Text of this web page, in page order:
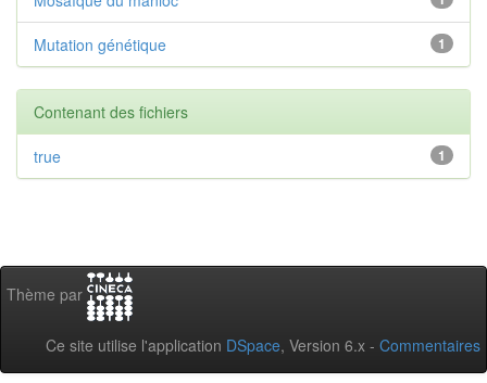
1
Mutation génétique
Contenant des fichiers
1
true
Thème par
Ce site utilise l'application DSpace, Version 6.x - Commentaires